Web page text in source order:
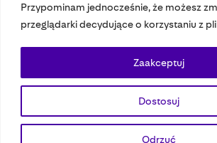
Przypominam jednocześnie, że możesz
przeglądarki decydujące o korzystaniu z
Dostosuj
Odrzuć
Zaakceptuj
Nasze czasopisma
Nasze strony
© 2023 Bauer Media Group, All Rights
Polityka prywatnościDane osobowe